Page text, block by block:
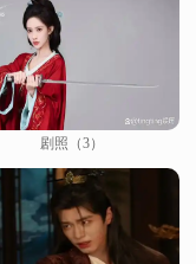
剧照（3）